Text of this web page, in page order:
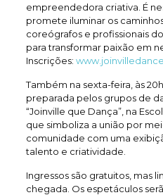
empreendedora criativa. É
promete iluminar os
coreógrafos e profissionais
para transformar paixão em
Inscrições: ⁠
Também na sexta-feira, às
preparada pelos grupos de
“Joinville que Dança”, na
que simboliza a união por
comunidade com uma
talento e criatividade.
Ingressos são gratuitos, mas
chegada. Os espetáculos